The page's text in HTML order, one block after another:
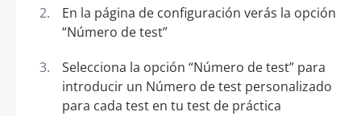
En la página de configuración verás la opción
“Número de test”
Selecciona la opción “Número de test” para
introducir un Número de test personalizado
para cada test en tu test de práctica